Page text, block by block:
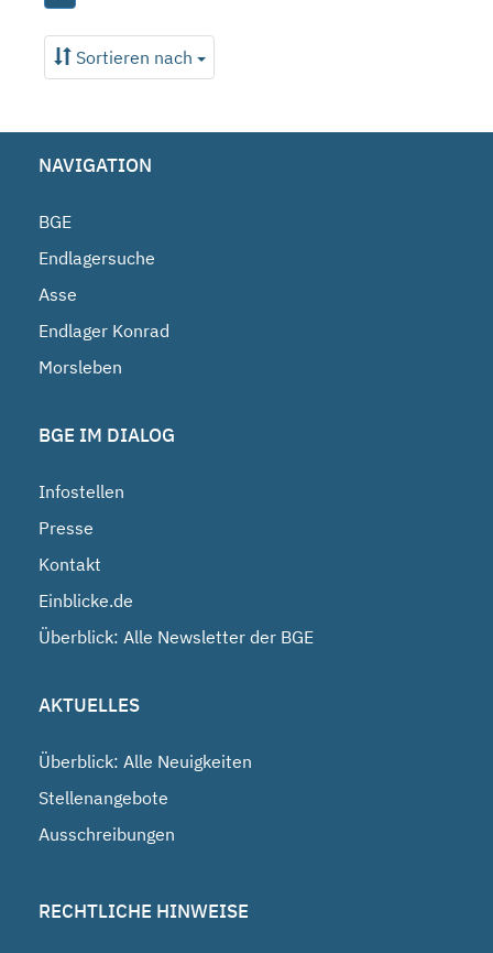
Sortieren nach
NAVIGATION
BGE
Endlagersuche
Asse
Endlager Konrad
Morsleben
BGE IM DIALOG
Infostellen
Presse
Kontakt
Einblicke.de
Überblick: Alle Newsletter der BGE
AKTUELLES
Überblick: Alle Neuigkeiten
Stellenangebote
Ausschreibungen
RECHTLICHE HINWEISE